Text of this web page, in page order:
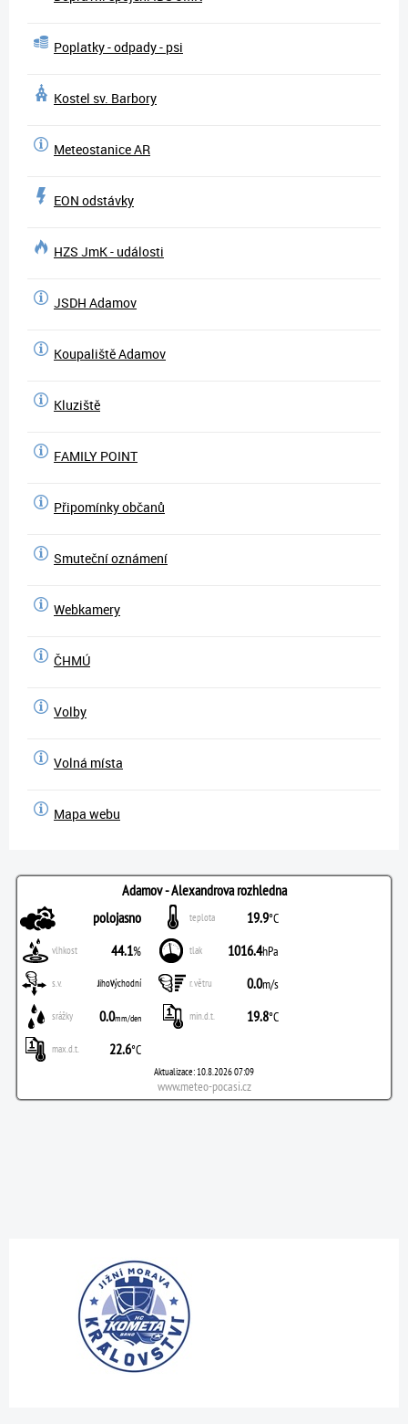
Poplatky - odpady - psi
Kostel sv. Barbory
Meteostanice AR
EON odstávky
HZS JmK - události
JSDH Adamov
Koupaliště Adamov
Kluziště
FAMILY POINT
Připomínky občanů
Smuteční oznámení
Webkamery
ČHMÚ
Volby
Volná místa
Mapa webu